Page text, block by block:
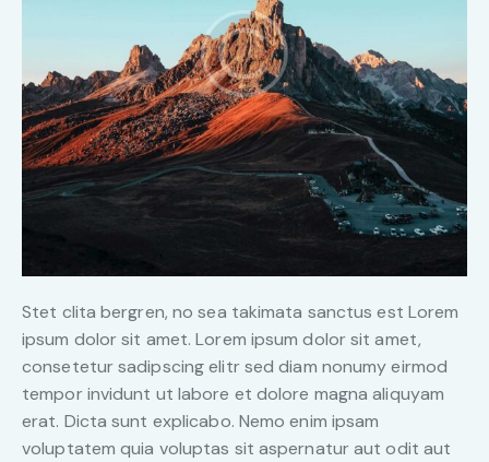
Stet clita bergren, no sea takimata sanctus est Lorem
ipsum dolor sit amet. Lorem ipsum dolor sit amet,
consetetur sadipscing elitr sed diam nonumy eirmod
tempor invidunt ut labore et dolore magna aliquyam
erat. Dicta sunt explicabo. Nemo enim ipsam
voluptatem quia voluptas sit aspernatur aut odit aut